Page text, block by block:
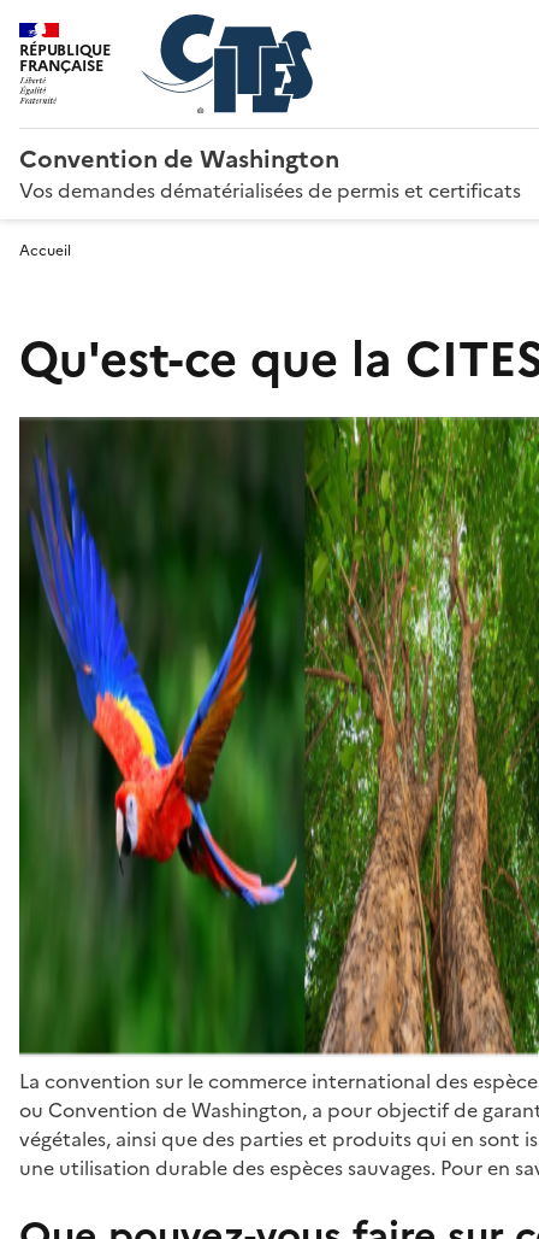
RÉPUBLIQUE
FRANÇAISE
Convention de Washington
Vos demandes dématérialisées de permis et certificats
Accueil
Qu'est-ce que la
La convention sur le commerce international des
ou Convention de Washington, a pour objectif de
végétales, ainsi que des parties et produits qui en sont
une utilisation durable des espèces sauvages. Pour en